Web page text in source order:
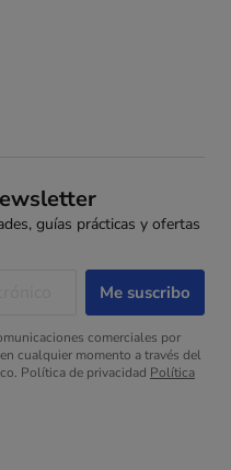
guías prácticas y ofertas
comerciales por
cualquier momento a través del
Política de privacidad Política